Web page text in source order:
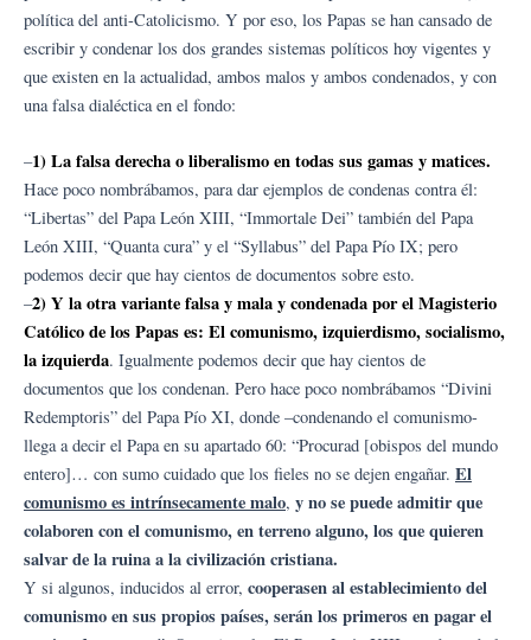
política del anti-Catolicismo. Y por eso, los Papas se han cansado de
escribir y condenar los dos grandes sistemas políticos hoy vigentes y
que existen en la actualidad, ambos malos y ambos condenados, y con
una falsa dialéctica en el fondo:
–1) La falsa derecha o liberalismo en todas sus gamas y matices.
Hace poco nombrábamos, para dar ejemplos de condenas contra él:
“Libertas” del Papa León XIII, “Immortale Dei” también del Papa
León XIII, “Quanta cura” y el “Syllabus” del Papa Pío IX; pero
podemos decir que hay cientos de documentos sobre esto.
–2) Y la otra variante falsa y mala y condenada por el Magisterio
Católico de los Papas es: El comunismo, izquierdismo, socialismo,
la izquierda. Igualmente podemos decir que hay cientos de
documentos que los condenan. Pero hace poco nombrábamos “Divini
Redemptoris” del Papa Pío XI, donde –condenando el comunismo-
llega a decir el Papa en su apartado 60: “Procurad [obispos del mundo
entero]… con sumo cuidado que los fieles no se dejen engañar. El
comunismo es intrínsecamente malo, y no se puede admitir que
colaboren con el comunismo, en terreno alguno, los que quieren
salvar de la ruina a la civilización cristiana.
Y si algunos, inducidos al error, cooperasen al establecimiento del
comunismo en sus propios países, serán los primeros en pagar el